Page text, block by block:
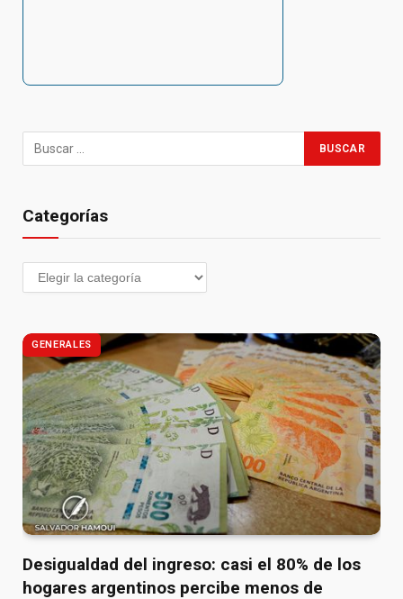
Categorías
GENERALES
Desigualdad del ingreso: casi el 80% de los
hogares argentinos percibe menos de